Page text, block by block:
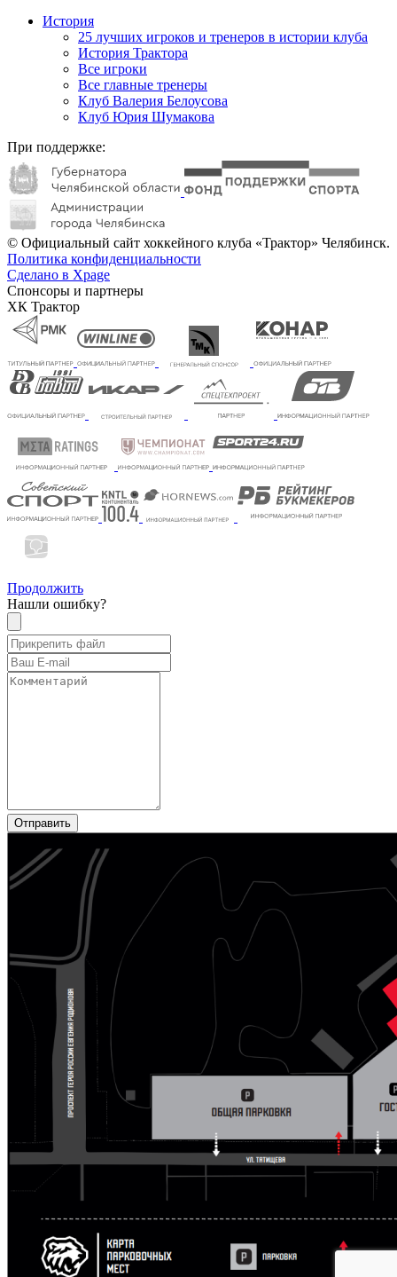
История
25 лучших игроков и тренеров в истории клуба
История Трактора
Все игроки
Все главные тренеры
Клуб Валерия Белоусова
Клуб Юрия Шумакова
При поддержке:
© Официальный сайт хоккейного клуба «Трактор» Челябинск.
Политика конфиденциальности
Сделано в Xpage
Спонсоры и партнеры
ХК Трактор
Продолжить
Нашли ошибку?